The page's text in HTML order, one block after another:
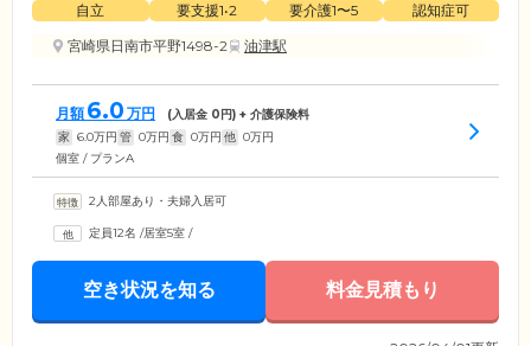
自立 要支援1•2 要介護1〜5
認知症可
宮崎県日南市平野1498-2
油津駅
月額 6.0 万円 (入居金 0円) + 介護保険料
家 6.0万円 管 0万円 食 0万円 他 0万円
個室 / プランA
2人部屋あり・夫婦入居可
定員12名 /居室5室 /
空き状況を知る 料金見積もり